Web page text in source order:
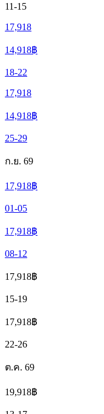
11-15
17,918
14,918฿
18-22
17,918
14,918฿
25-29
ก.ย. 69
17,918฿
01-05
17,918฿
08-12
17,918฿
15-19
17,918฿
22-26
ต.ค. 69
19,918฿